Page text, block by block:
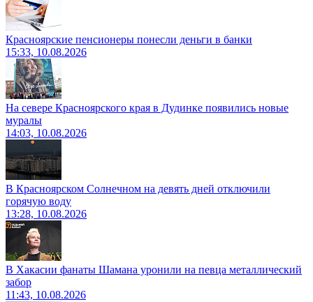
Красноярские пенсионеры понесли деньги в банки
15:33, 10.08.2026
На севере Красноярского края в Дудинке появились новые
муралы
14:03, 10.08.2026
В Красноярском Солнечном на девять дней отключили
горячую воду
13:28, 10.08.2026
В Хакасии фанаты Шамана уронили на певца металлический
забор
11:43, 10.08.2026